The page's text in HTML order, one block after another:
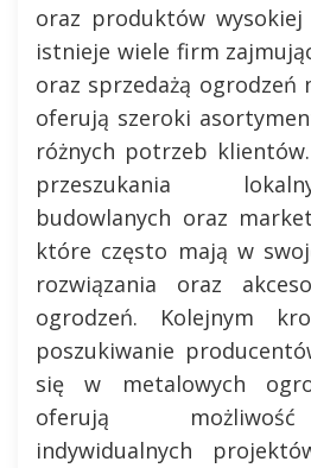
oraz produktów
istnieje wiele firm
oraz sprzedażą ogrodzeń
oferują szeroki
różnych potrzeb
przeszukania
budowlanych oraz
które często mają w
rozwiązania oraz
ogrodzeń. Kolejnym
poszukiwanie
się w metalowych
oferują
indywidualnych